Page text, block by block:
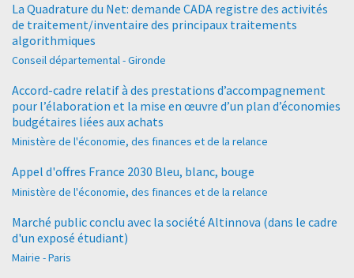
La Quadrature du Net: demande CADA registre des activités
de traitement/inventaire des principaux traitements
algorithmiques
Conseil départemental - Gironde
Accord-cadre relatif à des prestations d’accompagnement
pour l’élaboration et la mise en œuvre d’un plan d’économies
budgétaires liées aux achats
Ministère de l'économie, des finances et de la relance
Appel d'offres France 2030 Bleu, blanc, bouge
Ministère de l'économie, des finances et de la relance
Marché public conclu avec la société Altinnova (dans le cadre
d'un exposé étudiant)
Mairie - Paris